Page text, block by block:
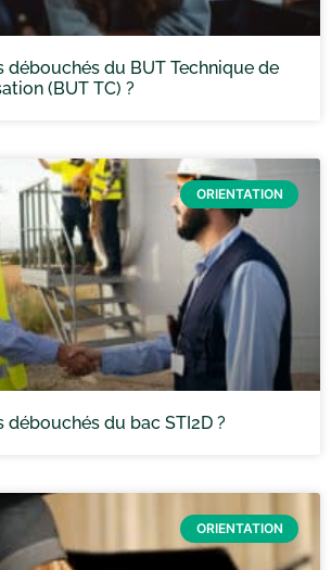
débouchés du BUT Technique de
(BUT TC) ?
ORIENTATION
débouchés du bac STI2D ?
ORIENTATION